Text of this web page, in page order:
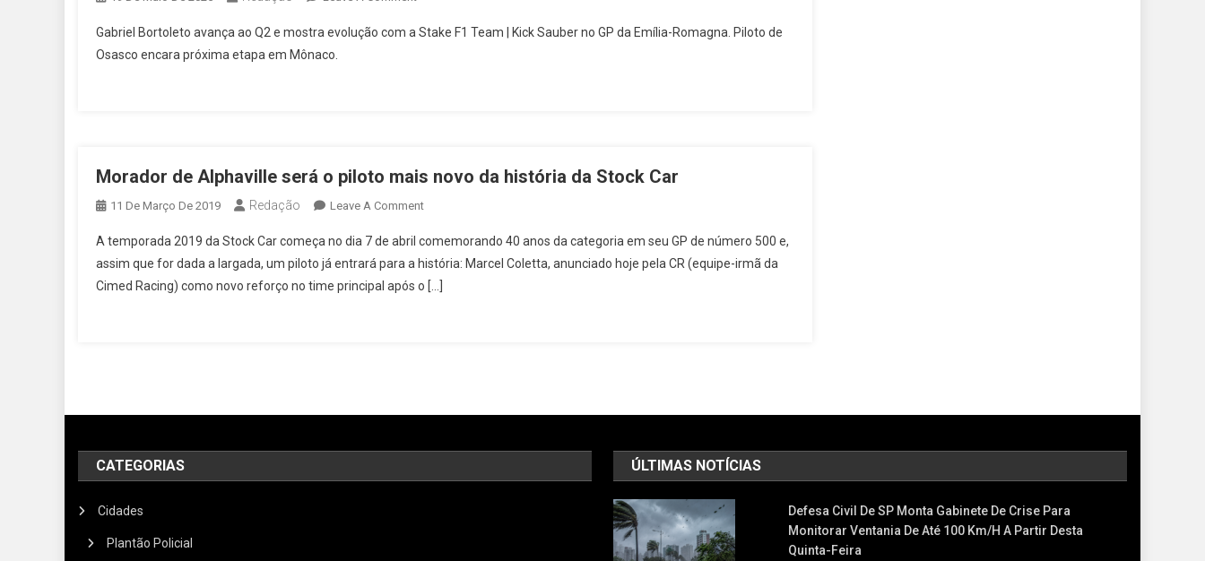
Bortoleto
Vai
Ao
Em
Ímola
Gabriel Bortoleto avança ao Q2 e mostra evolução com a Stake F1 Team | Kick Sauber no GP da Emília-Romagna. Piloto de
Osasco encara próxima etapa em Mônaco.
Morador de Alphaville será o piloto mais novo da história da Stock Car
11 De Março De 2019 Redação Leave A CommentOn
De
Alphaville
Será
Stock
A temporada 2019 da Stock Car começa no dia 7 de abril comemorando 40 anos da categoria em seu GP de número 500 e,
assim que for dada a largada, um piloto já entrará para a história: Marcel Coletta, anunciado hoje pela CR (equipe-irmã da
Cimed Racing) como novo reforço no time principal após o […]
CATEGORIAS
Cidades
Plantão Policial
ÚLTIMAS NOTÍCIAS
Defesa Civil De SP Monta Gabinete De Crise Para
Monitorar Ventania De Até 100 Km/h A Partir Desta
Quinta-Feira